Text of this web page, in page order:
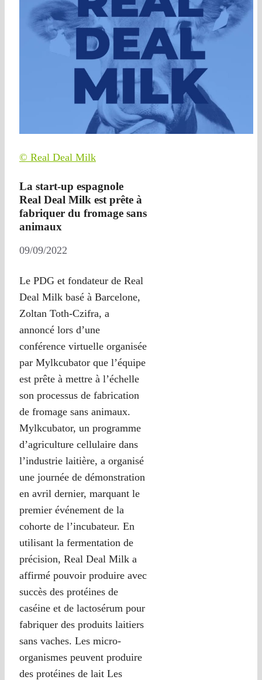
© Real Deal Milk
La start-up espagnole
Real Deal Milk est prête à
fabriquer du fromage sans
animaux
09/09/2022
Le PDG et fondateur de Real
Deal Milk basé à Barcelone,
Zoltan Toth-Czifra, a
annoncé lors d’une
conférence virtuelle organisée
par Mylkcubator que l’équipe
est prête à mettre à l’échelle
son processus de fabrication
de fromage sans animaux.
Mylkcubator, un programme
d’agriculture cellulaire dans
l’industrie laitière, a organisé
une journée de démonstration
en avril dernier, marquant le
premier événement de la
cohorte de l’incubateur. En
utilisant la fermentation de
précision, Real Deal Milk a
affirmé pouvoir produire avec
succès des protéines de
caséine et de lactosérum pour
fabriquer des produits laitiers
sans vaches. Les micro-
organismes peuvent produire
des protéines de lait Les